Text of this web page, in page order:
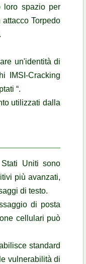
loro spazio per
attacco Torpedo
un'identità di
IMSI-Cracking
“.
utilizzati dalla
Uniti sono
più avanzati,
di testo.
di posta
cellulari può
standard
vulnerabilità di